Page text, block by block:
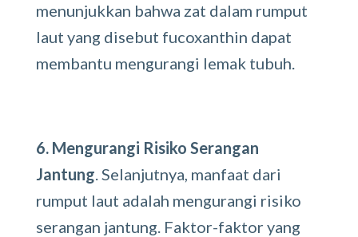
menunjukkan bahwa zat dalam rumput
laut yang disebut fucoxanthin dapat
membantu mengurangi lemak tubuh.
6. Mengurangi Risiko Serangan
Jantung . Selanjutnya, manfaat dari
rumput laut adalah mengurangi risiko
serangan jantung. Faktor-faktor yang